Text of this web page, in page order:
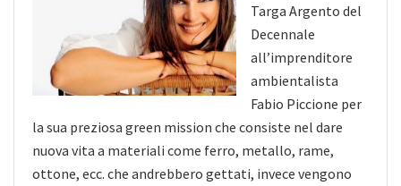
Targa Argento del
Decennale
all’imprenditore
ambientalista
Fabio Piccione per
la sua preziosa green mission che consiste nel dare
nuova vita a materiali come ferro, metallo, rame,
ottone, ecc. che andrebbero gettati, invece vengono